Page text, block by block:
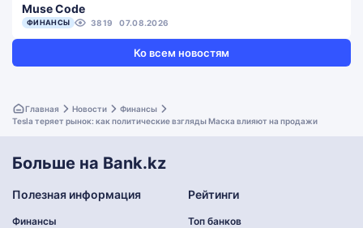
Muse Code
ФИНАНСЫ 3819 07.08.2026
Ко всем новостям
Главная Новости
Финансы
Tesla теряет рынок: как политические взгляды Маска влияют на продажи
Больше на Bank.kz
Полезная информация
Финансы
Рейтинги
Топ банков